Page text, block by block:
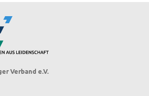
Verband e.V.